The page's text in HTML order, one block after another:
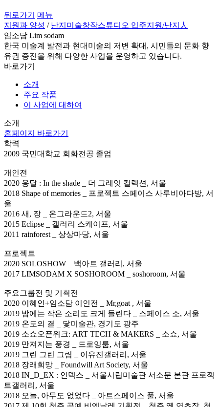
뒤로가기
메뉴
지원과 양성 / 난지미술창작스튜디오 입주지원/난지人
임소담 Lim sodam
한국 미술계 발전과 현대미술의 저변 확대, 시민들의 문화 향
유권 증진을 위해 다양한 사업을 운영하고 있습니다.
바로가기
소개
주요 작품
이 사업에 대하여
소개
홈페이지 바로가기
학력
2009 국민대학교 회화전공 졸업
개인전
2020 응달 : In the shade _ 더 그레잇 컬렉션, 서울
2018 Shape of memories _ 프로젝트 스페이스 사루비아다방, 서
울
2016 새, 장 _ 온그라운드2, 서울
2015 Eclipse _ 갤러리 스케이프, 서울
2011 rainforest _ 상상마당, 서울
프로젝트
2020 SOLOSHOW _ 백아트 갤러리, 서울
2017 LIMSODAM X SOSHOROOM _ soshoroom, 서울
주요그룹전 및 기획전
2020 이혜인+임소담 이인전 _ Mr,goat , 서울
2019 밤에는 작은 소리도 크게 들린다 _ 스페이스 소, 서울
2019 온도의 결 _ 닻미술관, 경기도 광주
2019 소쇼오픈위크: ART TECH & MAKERS _ 소쇼, 서울
2019 만져지는 풍경 _ 드로잉룸, 서울
2019 그린 그린 그림 _ 이유진갤러리, 서울
2018 장래희망 _ Foundwill Art Society, 서울
2018 IN_D_EX : 인덱스 _ 서울시립미술관 서소문 본관 프로젝
트갤러리, 서울
2018 오늘, 아무도 없었다 _ 아트스페이스 풀, 서울